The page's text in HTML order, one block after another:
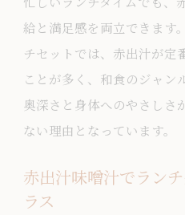
給と満足感を両立できます
チセットでは、赤出汁が定
ことが多く、和食のジャン
奥深さと身体へのやさしさ
ない理由となっています。
赤出汁味噌汁でラン
ラス